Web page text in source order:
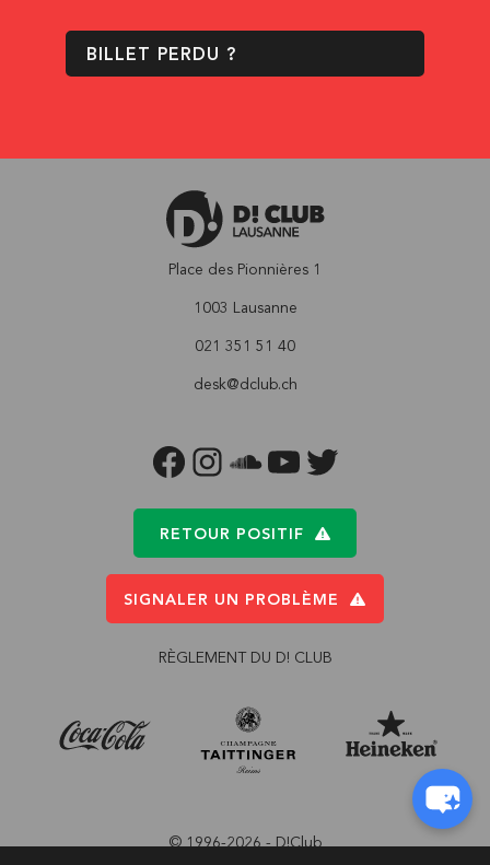
BILLET PERDU ?
Place des Pionnières 1
1003 Lausanne
021 351 51 40
desk@dclub.ch
FACEBOOKINSTAGRAM
SOUNDCLOUD
YOUTUBETWITTER
RETOUR POSITIF
SIGNALER UN PROBLÈME
RÈGLEMENT DU D! CLUB
© 1996-2026 - D!Club